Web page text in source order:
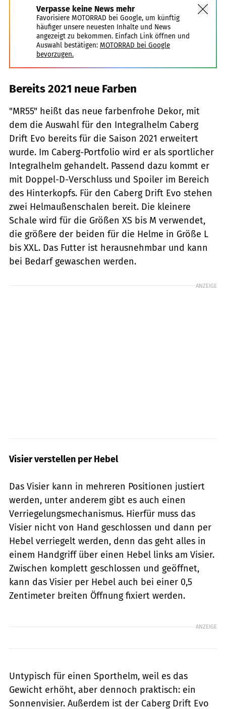
Verpasse keine News mehr
Favorisiere MOTORRAD bei Google, um künftig
häufiger unsere neuesten Inhalte und News
angezeigt zu bekommen. Einfach Link öffnen und
Auswahl bestätigen: MOTORRAD bei Google
bevorzugen.
Bereits 2021 neue Farben
"MR55" heißt das neue farbenfrohe Dekor, mit
dem die Auswahl für den Integralhelm Caberg
Drift Evo bereits für die Saison 2021 erweitert
wurde. Im Caberg-Portfolio wird er als sportlicher
Integralhelm gehandelt. Passend dazu kommt er
mit Doppel-D-Verschluss und Spoiler im Bereich
des Hinterkopfs. Für den Caberg Drift Evo stehen
zwei Helmaußenschalen bereit. Die kleinere
Schale wird für die Größen XS bis M verwendet,
die größere der beiden für die Helme in Größe L
bis XXL. Das Futter ist herausnehmbar und kann
bei Bedarf gewaschen werden.
ANZEIGE
Visier verstellen per Hebel
Das Visier kann in mehreren Positionen justiert
werden, unter anderem gibt es auch einen
Verriegelungsmechanismus. Hierfür muss das
Visier nicht von Hand geschlossen und dann per
Hebel verriegelt werden, denn das geht alles in
einem Handgriff über einen Hebel links am Visier.
Zwischen komplett geschlossen und geöffnet,
kann das Visier per Hebel auch bei einer 0,5
Zentimeter breiten Öffnung fixiert werden.
ANZEIGE
Untypisch für einen Sporthelm, weil es das
Gewicht erhöht, aber dennoch praktisch: ein
Sonnenvisier. Außerdem ist der Caberg Drift Evo